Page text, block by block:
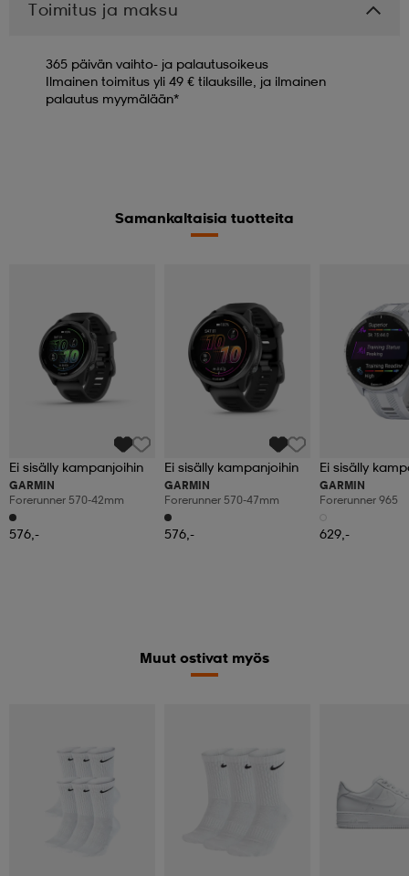
Toimitus ja maksu
365 päivän vaihto- ja palautusoikeus
Ilmainen toimitus yli 49 € tilauksille, ja ilmainen
palautus myymälään*
Samankaltaisia tuotteita
Ei sisälly kampanjoihin
GARMIN
Forerunner 570-42mm
576,-
Ei sisälly kampanjoihin
GARMIN
Forerunner 570-47mm
576,-
Ei sisälly
GARMIN
Forerunner 965
629,-
Muut ostivat myös